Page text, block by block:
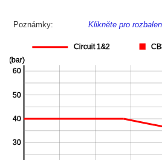
Poznámky: Klikněte pro